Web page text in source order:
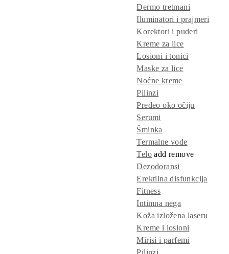
Dermo tretmani
Iluminatori i prajmeri
Korektori i puderi
Kreme za lice
Losioni i tonici
Maske za lice
Noćne kreme
Pilinzi
Predeo oko očiju
Serumi
Šminka
Termalne vode
Telo addremove
Dezodoransi
Erektilna disfunkcija
Fitness
Intimna nega
Koža izložena laseru
Kreme i losioni
Mirisi i parfemi